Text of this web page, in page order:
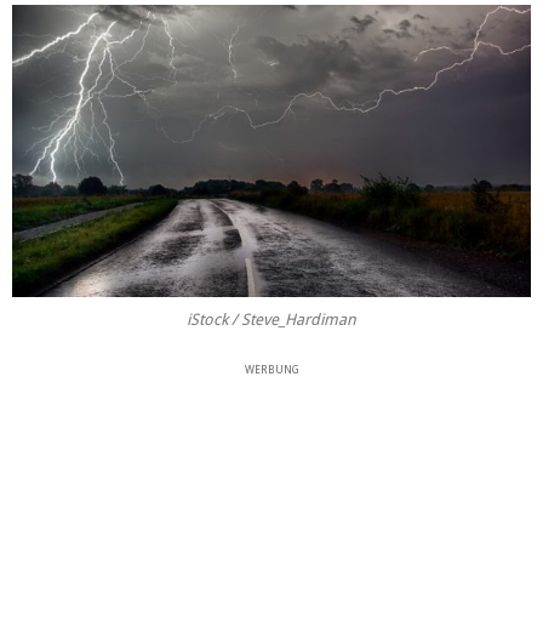
iStock / Steve_Hardiman
WERBUNG